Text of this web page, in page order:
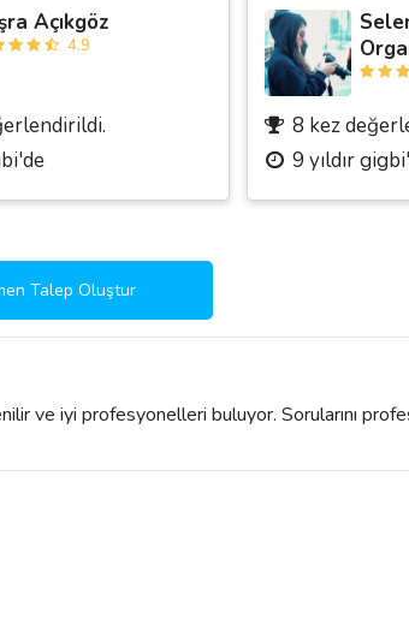
Açıkgöz
4.9
8 kez
9 yıldır
Talep Oluştur
ve iyi profesyonelleri buluyor. Sorularını